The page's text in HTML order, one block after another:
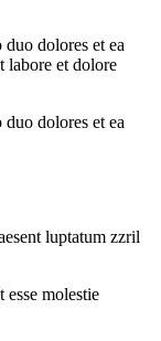
dolores et ea
labore et dolore
dolores et ea
luptatum zzril
molestie